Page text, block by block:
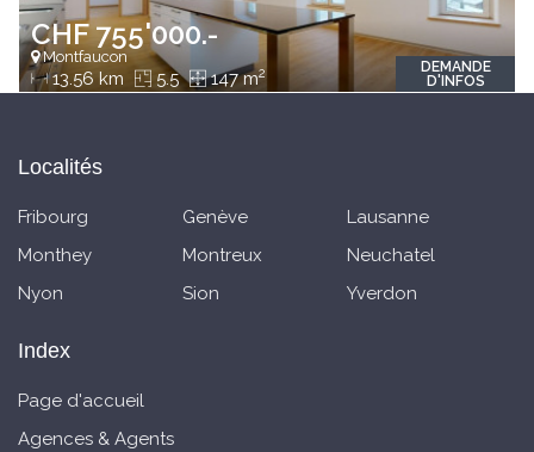
CHF 755'000.-
Montfaucon
13.56 km 5.5 147 m2
DEMANDE
D'INFOS
Localités
Fribourg Genève
Lausanne
Monthey
Montreux
Neuchatel
Nyon
Sion Yverdon
Index
Page d'accueil
Agences & Agents